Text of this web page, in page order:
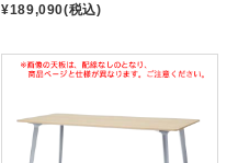
¥189,090(税込)